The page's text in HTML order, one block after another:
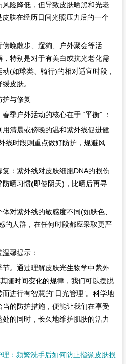
险降低，但导致皮肤晒黑和光老
肤在经历日间光照压力后的一个
晚散步、遛狗、户外聚会等活
特别是对于有美白或抗光老化需
(如球类、骑行)的相对适宜时段，
皮肤。
与修复
户外活动的核心在于 “平衡”​ ：
清晨或傍晚的温和紫外线促进健
线时段则重点做好防护，规避风
：紫外线对皮肤细胞DNA的损伤
晒习惯(即使阴天)，比晒后再寻
紫外线的敏感度不同(如肤色、
的人群，在任何时段都应采取更严
温馨提示：
。通过理解皮肤光生物学中紫外
随时间变化的规律，我们可以摆脱
进行有智慧的“日光管理”。科学地
的防护措施，便能让我们在享受
的同时，长久地维护肌肤的活力
：频繁洗手后如何防止指缘皮肤损